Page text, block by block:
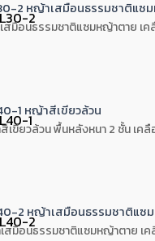
2
สมือนธรรมชาติแซมหญ้าตาย เ
1
เขียวล้วน พื้นหลังหนา 2 ชั้น เค
2
สมือนธรรมชาติแซมหญ้าตาย เ